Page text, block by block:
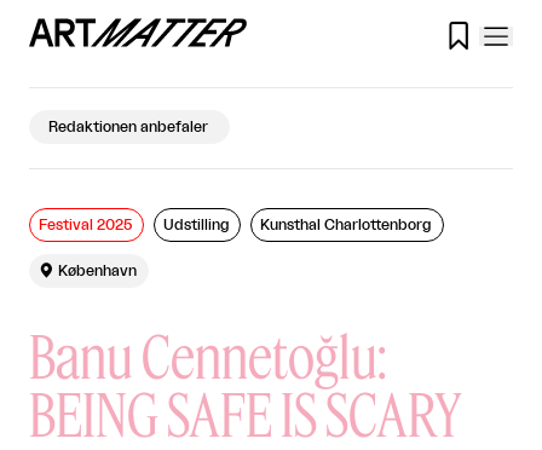

Redaktionen anbefaler
Banu Cennetoğlu:
BEING SAFE IS SCARY
Festival 2025 Udstilling Kunsthal Charlottenborg
 København